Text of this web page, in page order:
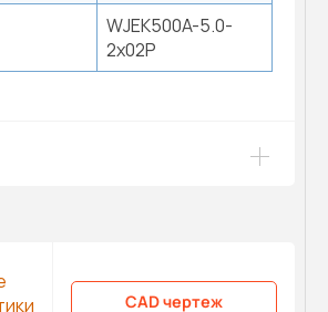
WJEK500A-5.0-
2x02P
CAD чертеж